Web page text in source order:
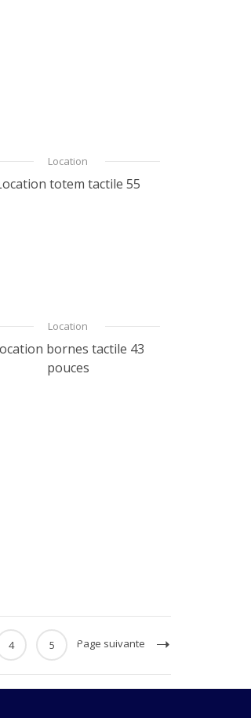
Location
totem tactile 55
Location
bornes tactile 43
pouces
4 5 Page suivante